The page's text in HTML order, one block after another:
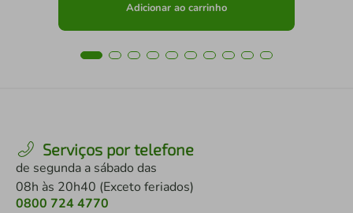
Adicionar ao carrinho
Serviços por telefone
de segunda a sábado das
08h às 20h40 (Exceto feriados)
0800 724 4770